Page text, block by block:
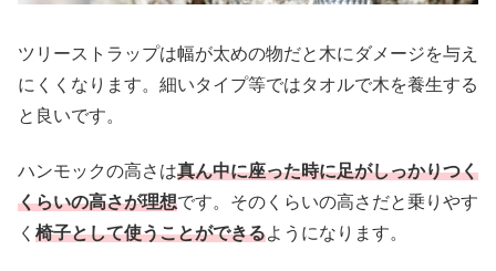
ツリーストラップは幅が太めの物だと木にダメージを与え
にくくなります。細いタイプ等ではタオルで木を養生する
と良いです。
ハンモックの高さは真ん中に座った時に足がしっかりつく
くらいの高さが理想です。そのくらいの高さだと乗りやす
く 椅子として使うことができるようになります。